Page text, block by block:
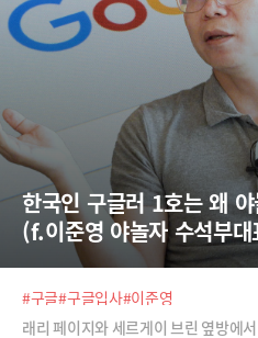
한국인 구글러 1호는 왜
(f.이준영 야놀자 수석부
#구글#구글입사#이준영
래리 페이지와 세르게이 브린 옆방에